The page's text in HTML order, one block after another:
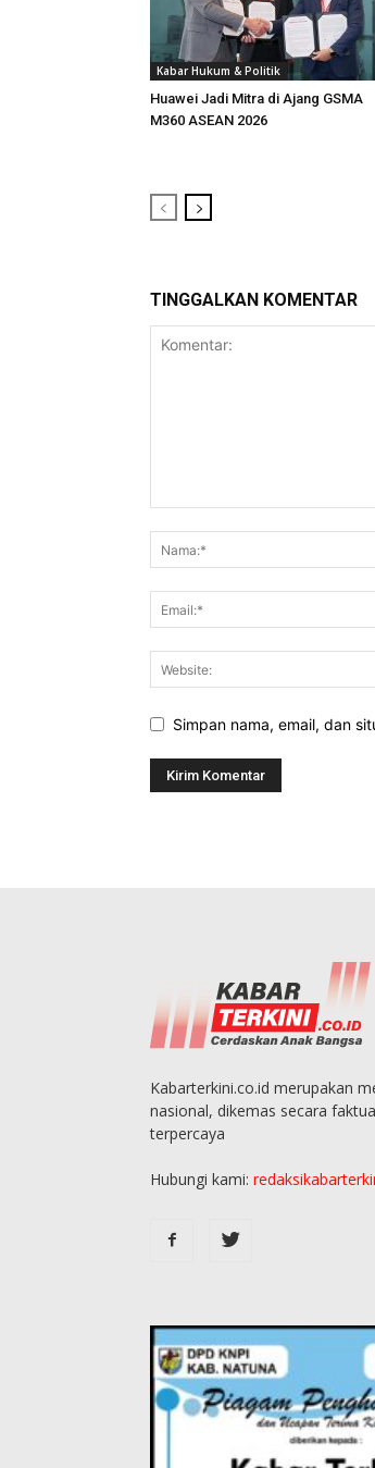
Kabar Hukum & Politik
Huawei Jadi Mitra di Ajang GSMA
M360 ASEAN 2026
TINGGALKAN KOMENTAR
Simpan nama, email, dan
Kabarterkini.co.id merupakan
nasional, dikemas secara
terpercaya
Hubungi kami: